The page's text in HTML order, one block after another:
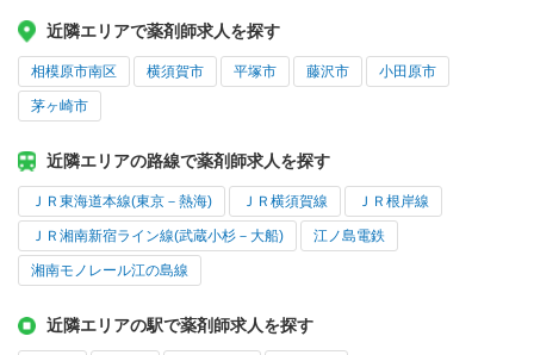
近隣エリアで薬剤師求人を探す
相模原市南区 横須賀市 平塚市 藤沢市 小田原市
茅ヶ崎市
近隣エリアの路線で薬剤師求人を探す
ＪＲ東海道本線(東京－熱海) ＪＲ横須賀線 ＪＲ根岸線
ＪＲ湘南新宿ライン線(武蔵小杉－大船) 江ノ島電鉄
湘南モノレール江の島線
近隣エリアの駅で薬剤師求人を探す